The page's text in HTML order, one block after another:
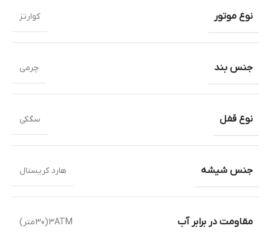
نوع موتور کوارتز
جنس بند چرمی
نوع قفل سگکی
جنس شیشه هارد کریستال
مقاومت در برابر آب 3ATM(30متر)